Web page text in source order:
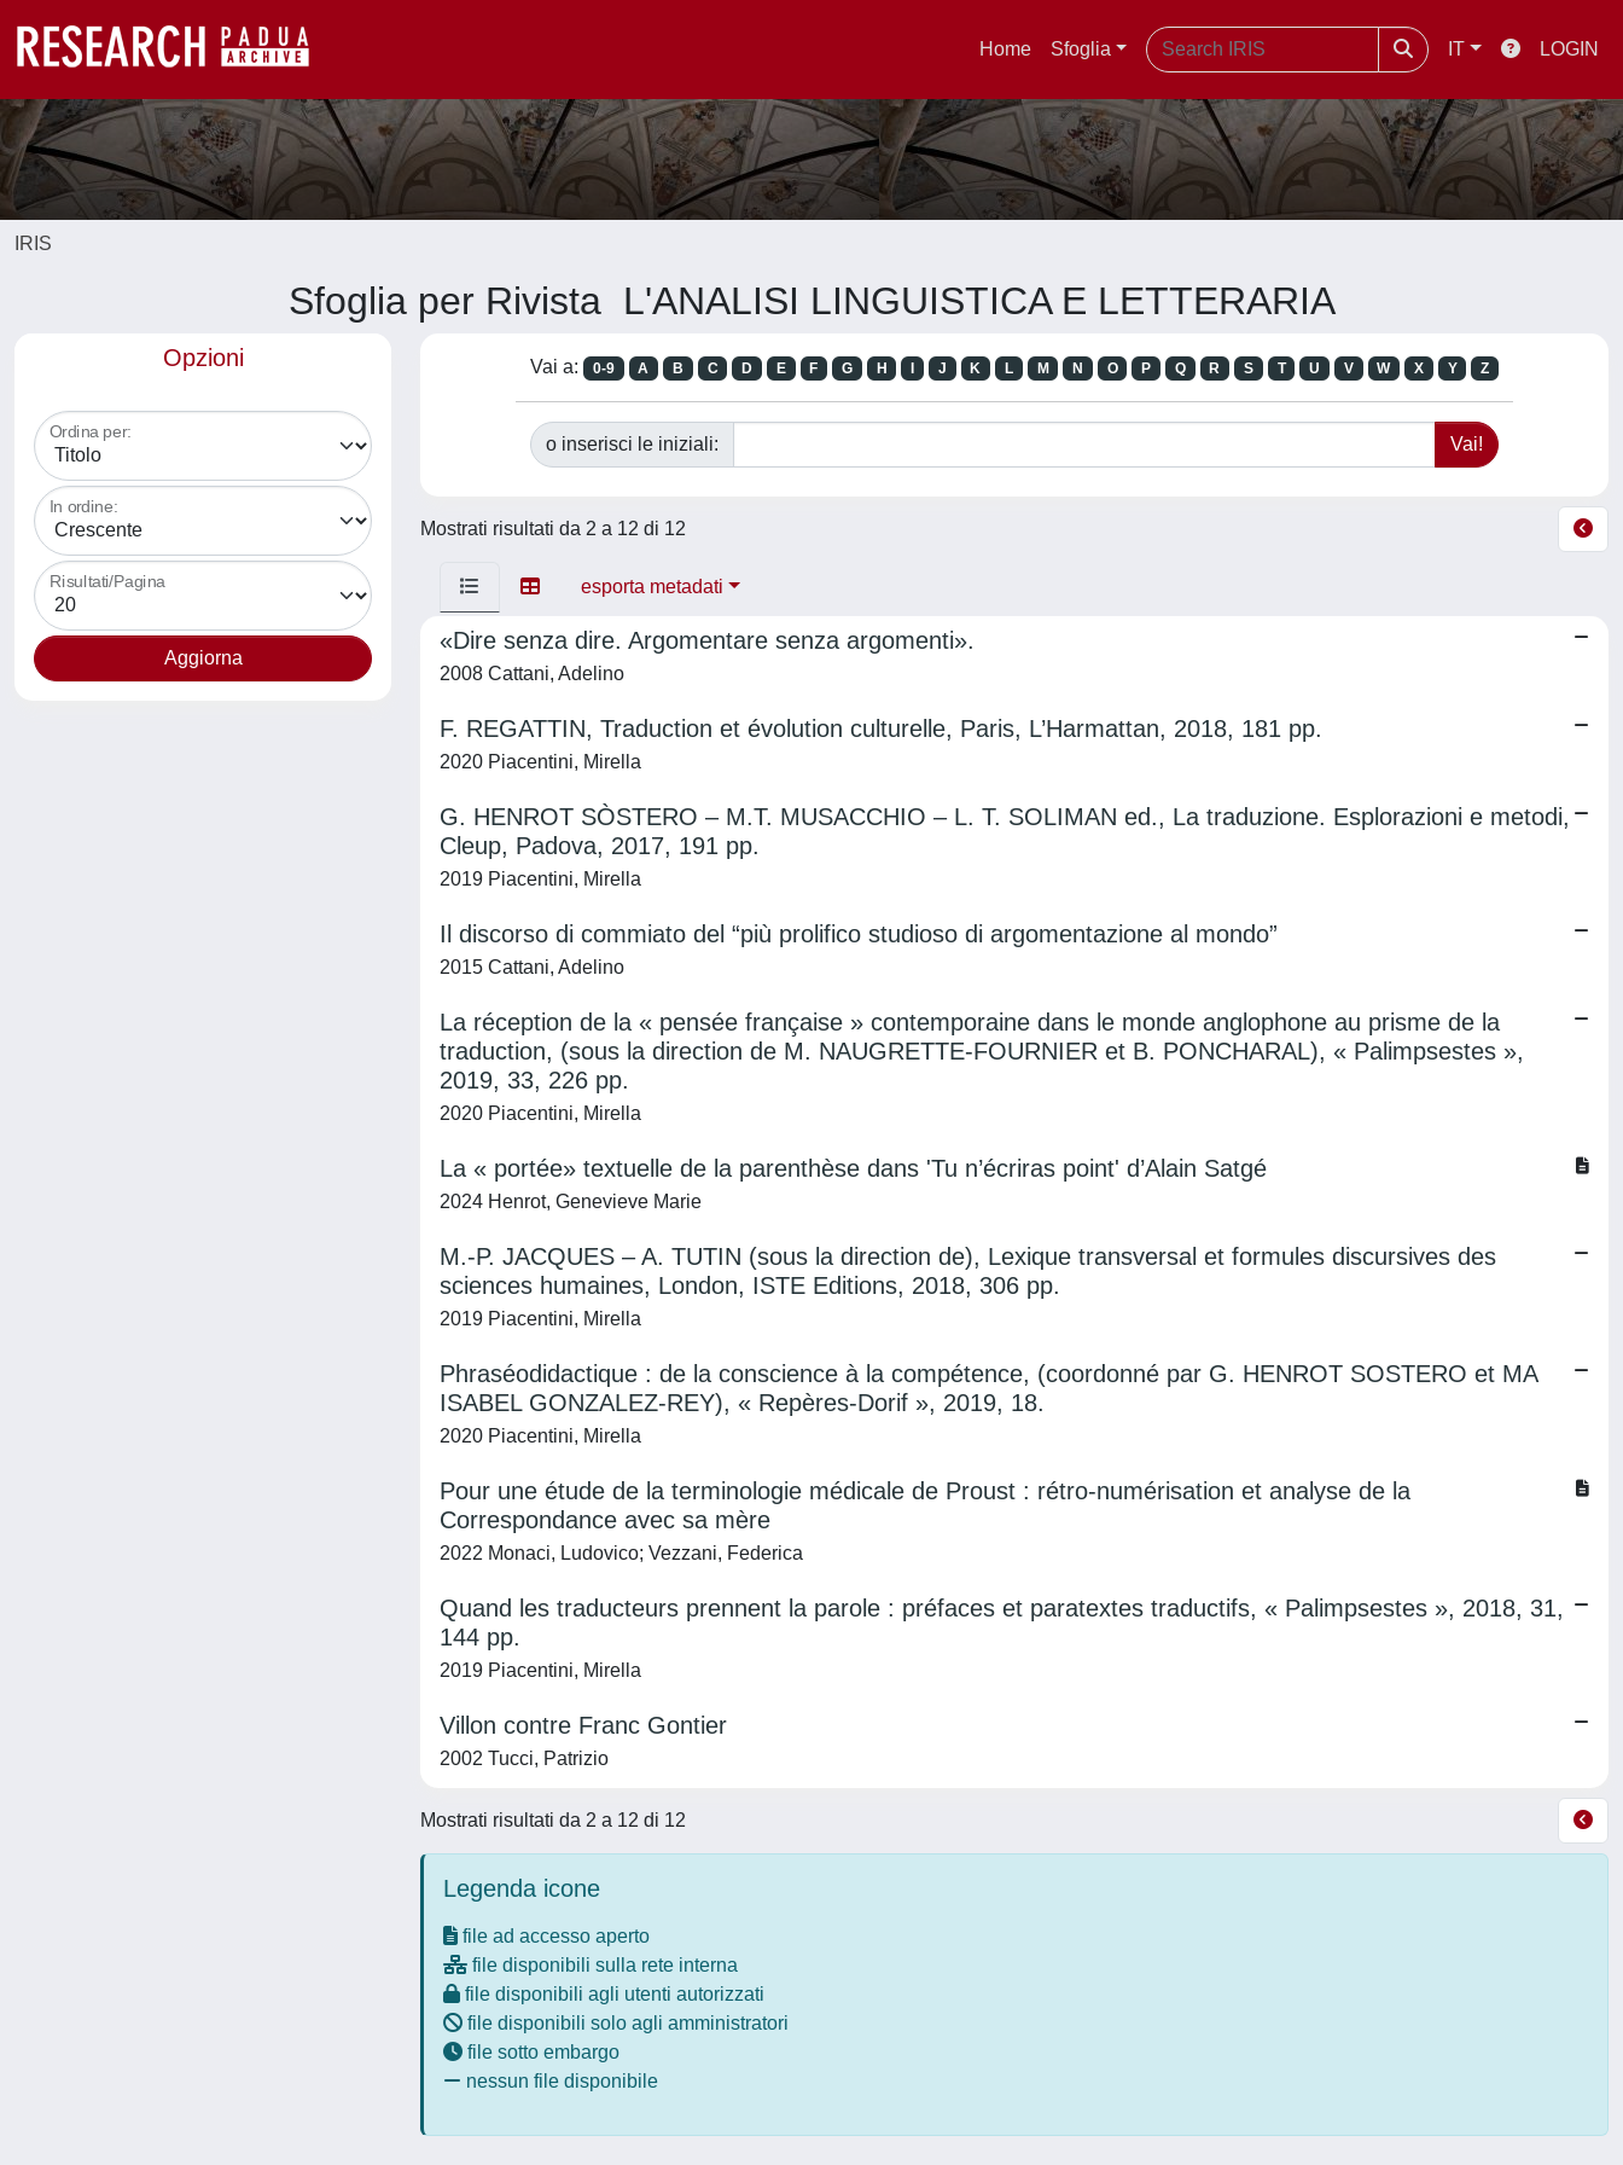
Home Sfoglia IT LOGIN
IRIS
Sfoglia per Rivista L'ANALISI LINGUISTICA E LETTERARIA
Opzioni
Ordina per:
In ordine:
Risultati/Pagina
Vai a: 0-9 A B C D E F G H J K L M N O P Q R S T U V W X Y Z
o inserisci le iniziali:
Mostrati risultati da 2 a 12 di 12
esporta metadati
«Dire senza dire. Argomentare senza argomenti».
2008 Cattani, Adelino
F. REGATTIN, Traduction et évolution culturelle, Paris, L’Harmattan, 2018, 181 pp.
2020 Piacentini, Mirella
G. HENROT SÒSTERO – M.T. MUSACCHIO – L. T. SOLIMAN ed., La traduzione. Esplorazioni e metodi,
Cleup, Padova, 2017, 191 pp.
2019 Piacentini, Mirella
Il discorso di commiato del “più prolifico studioso di argomentazione al mondo”
2015 Cattani, Adelino
La réception de la « pensée française » contemporaine dans le monde anglophone au prisme de la
traduction, (sous la direction de M. NAUGRETTE-FOURNIER et B. PONCHARAL), « Palimpsestes »,
2019, 33, 226 pp.
2020 Piacentini, Mirella
La « portée» textuelle de la parenthèse dans 'Tu n’écriras point' d’Alain Satgé
2024 Henrot, Genevieve Marie
M.-P. JACQUES – A. TUTIN (sous la direction de), Lexique transversal et formules discursives des
sciences humaines, London, ISTE Editions, 2018, 306 pp.
2019 Piacentini, Mirella
Phraséodidactique : de la conscience à la compétence, (coordonné par G. HENROT SOSTERO et MA
ISABEL GONZALEZ-REY), « Repères-Dorif », 2019, 18.
2020 Piacentini, Mirella
Pour une étude de la terminologie médicale de Proust : rétro-numérisation et analyse de la
Correspondance avec sa mère
2022 Monaci, Ludovico; Vezzani, Federica
Quand les traducteurs prennent la parole : préfaces et paratextes traductifs, « Palimpsestes », 2018, 31,
144 pp.
2019 Piacentini, Mirella
Villon contre Franc Gontier
2002 Tucci, Patrizio
Mostrati risultati da 2 a 12 di 12
Legenda icone
file ad accesso aperto
file disponibili sulla rete interna
file disponibili agli utenti autorizzati
file disponibili solo agli amministratori
file sotto embargo
nessun file disponibile